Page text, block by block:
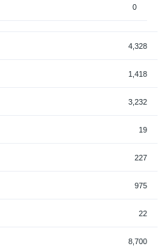
0
4,328
1,418
3,232
19
227
975
22
8,700